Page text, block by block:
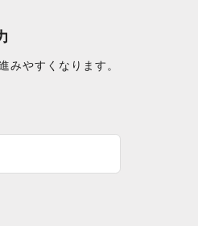
みやすくなります。